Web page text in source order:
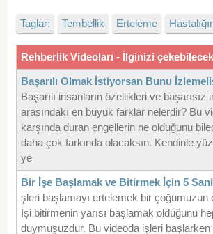
Taglar: Tembellik Erteleme
Rehberlik Videoları - İlginizi
Başarılı Olmak İstiyorsan Bunu
Başarılı insanların özellikleri ve başarısız
arasındakı en büyük farklar nelerdir? Bu
karşında duran engellerin ne olduğunu
daha çok farkında olacaksın. Kendinle
ye
Bir İşe Başlamak ve Bitirmek İçin 5
şleri başlamayı ertelemek bir çoğumuzun
İşi bitirmenin yarısı başlamak olduğunu
duymuşuzdur. Bu videoda işleri